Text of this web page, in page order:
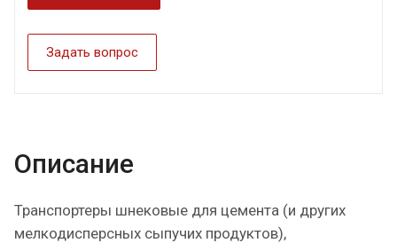
Задать вопрос
Описание
Транспортеры шнековые для цемента (и других
мелкодисперсных сыпучих продуктов),